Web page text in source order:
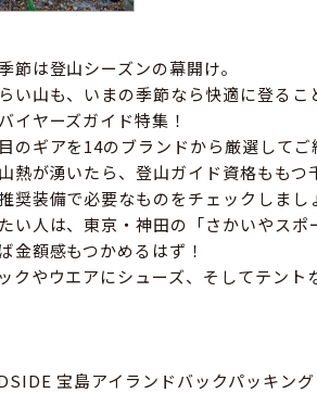
節は登山シーズンの幕開け。
い山も、いまの季節なら快適に登るこ
イヤーズガイド特集！
のギアを14のブランドから厳選してご
熱が湧いたら、登山ガイド資格もも
奨装備で必要なものをチェックしまし
い人は、東京・神田の「さかいやス
金額感もつかめるはず！
クやウエアにシューズ、そしてテン
宝島アイランドバックパッキング